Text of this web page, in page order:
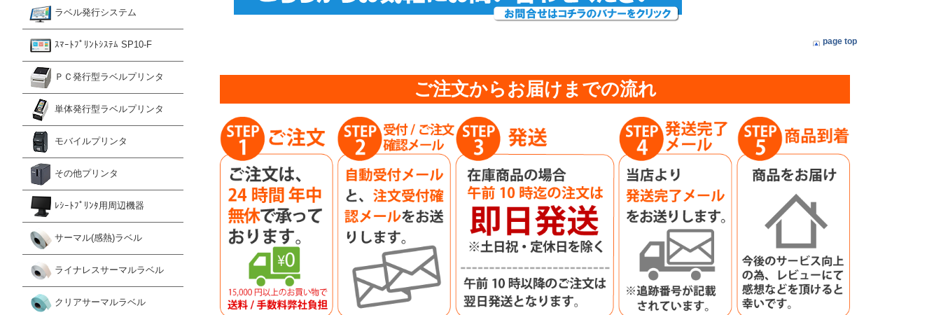
ラベル発行システム
ｽﾏｰﾄﾌﾟﾘﾝﾄｼｽﾃﾑ SP10-F
ＰＣ発行型ラベルプリンタ
単体発行型ラベルプリンタ
モバイルプリンタ
その他プリンタ
ﾚｼｰﾄﾌﾟﾘﾝﾀ用周辺機器
サーマル(感熱)ラベル
ライナレスサーマルラベル
クリアサーマルラベル
page top
ご注文からお届けまでの流れ